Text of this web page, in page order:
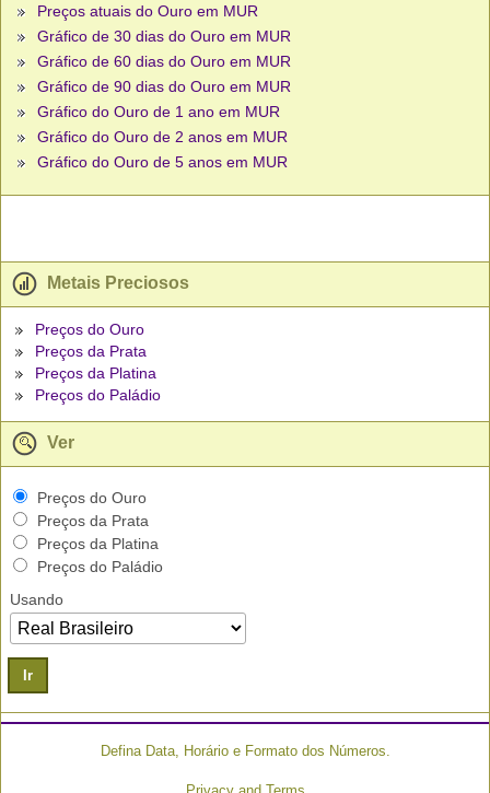
Preços atuais do Ouro em MUR
Gráfico de 30 dias do Ouro em MUR
Gráfico de 60 dias do Ouro em MUR
Gráfico de 90 dias do Ouro em MUR
Gráfico do Ouro de 1 ano em MUR
Gráfico do Ouro de 2 anos em MUR
Gráfico do Ouro de 5 anos em MUR
Metais Preciosos
Preços do Ouro
Preços da Prata
Preços da Platina
Preços do Paládio
Ver
Preços do Ouro
Preços da Prata
Preços da Platina
Preços do Paládio
Usando
Ir
Defina Data, Horário e Formato dos Números.
Privacy and Terms